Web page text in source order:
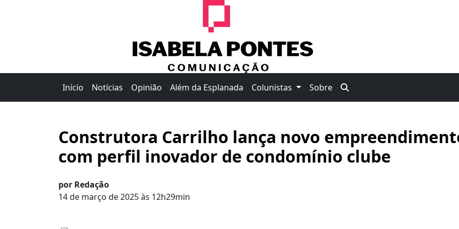
Início Notícias Opinião Além da Esplanada Colunistas Sobre
Construtora Carrilho lança novo
com perfil inovador de condomínio clube
por Redação
14 de março de 2025 às 12h29min